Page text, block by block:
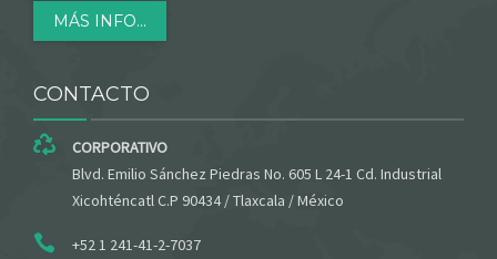
MÁS INFO...
CONTACTO
CORPORATIVO
Blvd. Emilio Sánchez Piedras No. 605 L 24-1 Cd. Industrial
Xicohténcatl C.P 90434 / Tlaxcala / México
+52 1 241-41-2-7037